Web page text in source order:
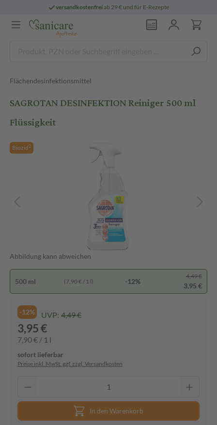
versandkostenfreiab 29 € und für E-Rezepte
Flächendesinfektionsmittel
SAGROTAN DESINFEKTION Reiniger 500 ml
Flüssigkeit
Biozid2
Abbildung kann abweichen
500 ml (7,90 € / 1 l) -12%
4,49 €
3,95 €
-12% UVP: 4,49 €
3,95 €
7,90 € / 1 l
sofort lieferbar
Preise inkl. MwSt. ggf. zzgl. Versandkosten
In den Warenkorb